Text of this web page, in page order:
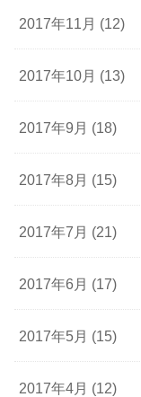
2017年11月 (12)
2017年10月 (13)
2017年9月 (18)
2017年8月 (15)
2017年7月 (21)
2017年6月 (17)
2017年5月 (15)
2017年4月 (12)